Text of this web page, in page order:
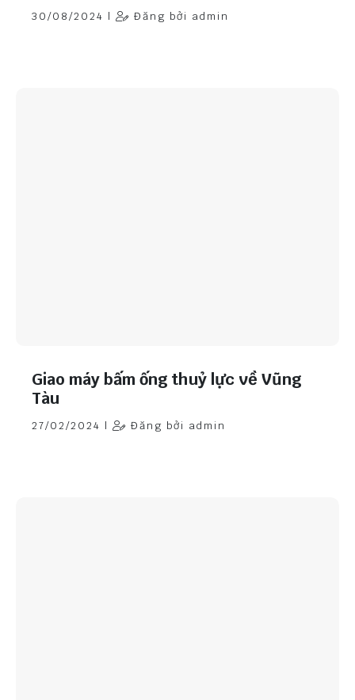
30/08/2024 | Đăng bởi admin
Giao máy bấm ống thuỷ lực về Vũng
Tàu
27/02/2024 | Đăng bởi admin